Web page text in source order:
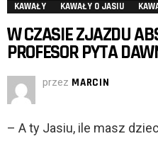
KAWAŁY KAWAŁY O JASIU
W CZASIE ZJAZDU
PROFESOR PYTA
przez MARCIN
– A ty Jasiu, ile masz